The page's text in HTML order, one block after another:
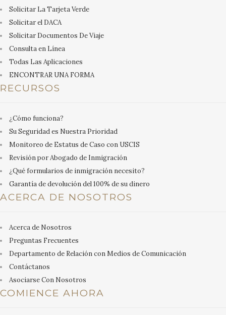
Solicitar La Tarjeta Verde
Solicitar el DACA
Solicitar Documentos De Viaje
Consulta en Línea
Todas Las Aplicaciones
ENCONTRAR UNA FORMA
RECURSOS
¿Cómo funciona?
Su Seguridad es Nuestra Prioridad
Monitoreo de Estatus de Caso con USCIS
Revisión por Abogado de Inmigración
¿Qué formularios de inmigración necesito?
Garantía de devolución del 100% de su dinero
ACERCA DE NOSOTROS
Acerca de Nosotros
Preguntas Frecuentes
Departamento de Relación con Medios de Comunicación
Contáctanos
Asociarse Con Nosotros
COMIENCE AHORA